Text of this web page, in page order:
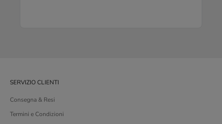
SERVIZIO CLIENTI
Consegna & Resi
Termini e Condizioni